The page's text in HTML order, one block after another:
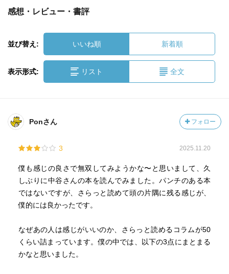
感想・レビュー・書評
並び替え: いいね順 新着順
表示形式: リスト 全文
Ponさん フォロー
3 2025.11.20
僕も感じの良さで無双してみようかな〜と思いまして、久
しぶりに中谷さんの本を読んでみました。パンチのある本
ではないですが、さらっと読めて頭の片隅に残る感じが、
僕的には良かったです。
なぜあの人は感じがいいのか、さらっと読めるコラムが50
くらい詰まっています。僕の中では、以下の3点にまとまる
かなと思いました。